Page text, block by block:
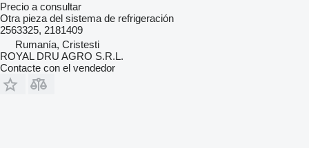
Precio a consultar
Otra pieza del sistema de refrigeración
2563325, 2181409
Rumanía, Cristesti
ROYAL DRU AGRO S.R.L.
Contacte con el vendedor